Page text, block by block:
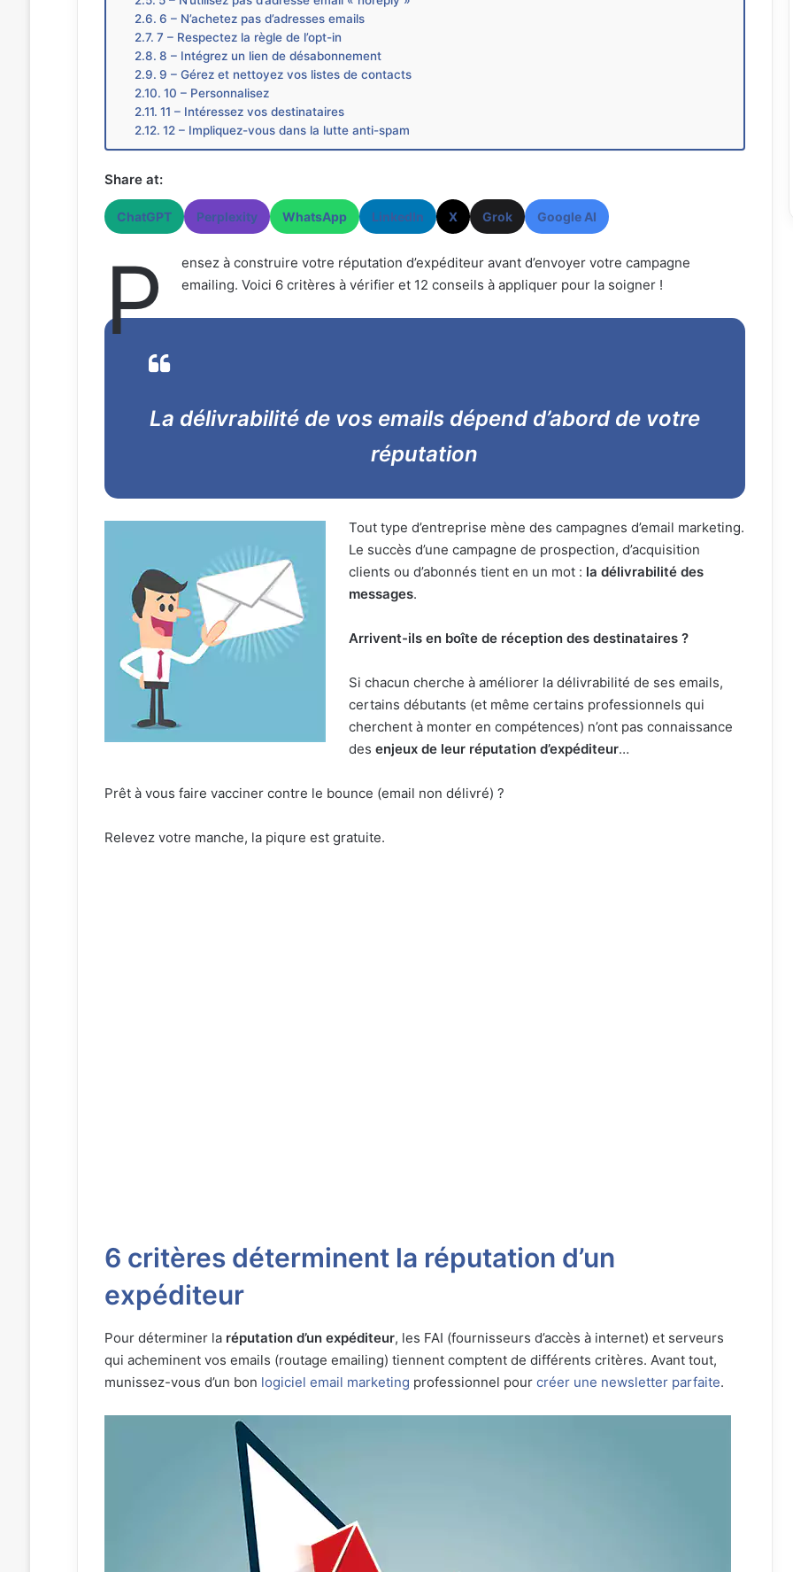
6 – N’achetez pas d’adresses emails
7 – Respectez la règle de l’opt-in
8 – Intégrez un lien de désabonnement
9 – Gérez et nettoyez vos listes de contacts
10 – Personnalisez
11 – Intéressez vos destinataires
12 – Impliquez-vous dans la lutte anti-spam
Share at:
ChatGPT Perplexity WhatsApp LinkedIn X Grok Google AI
P
ensez à construire votre réputation d’expéditeur avant d’envoyer votre campagne
emailing. Voici 6 critères à vérifier et 12 conseils à appliquer pour la soigner !
La délivrabilité de vos emails dépend d’abord de votre
réputation
Tout type d’entreprise mène des campagnes d’email marketing.
Le succès d’une campagne de prospection, d’acquisition
clients ou d’abonnés tient en un mot : la délivrabilité des
messages.
Arrivent-ils en boîte de réception des destinataires ?
Si chacun cherche à améliorer la délivrabilité de ses emails,
certains débutants (et même certains professionnels qui
cherchent à monter en compétences) n’ont pas connaissance
desenjeux de leur réputation d’expéditeur…
Prêt à vous faire vacciner contre le bounce (email non délivré) ?
Relevez votre manche, la piqure est gratuite.
6 critères déterminent la réputation d’un
expéditeur
Pour déterminer la réputation d’un expéditeur, les FAI (fournisseurs d’accès à internet) et serveurs
qui acheminent vos emails (routage emailing) tiennent comptent de différents critères. Avant tout,
munissez-vous d’un bon logiciel email marketing professionnel pour créer une newsletter parfaite.